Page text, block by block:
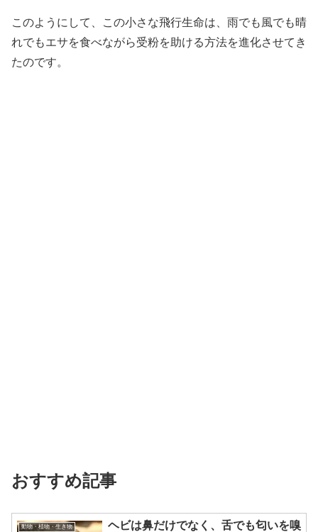
このようにして、この小さな飛行生命は、雨でも風でも晴
れでもエサを食べながら受粉を助ける方法を進化させてき
たのです。
おすすめ記事
動物・植物・生き物
ヘビは鼻だけでなく、舌でも匂いを嗅